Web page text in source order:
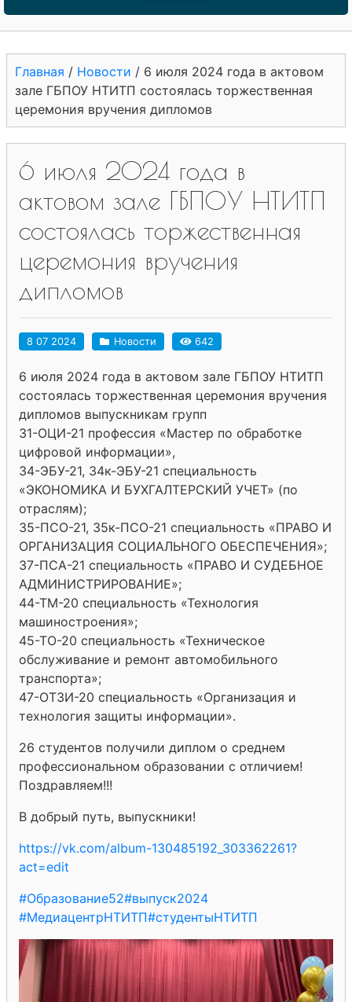
Главная / Новости / 6 июля 2024 года в актовом
зале ГБПОУ НТИТП состоялась торжественная
церемония вручения дипломов
6 июля 2024 года в
актовом зале ГБПОУ НТИТП
состоялась торжественная
церемония вручения
дипломов
8 07 2024 Новости 642
6 июля 2024 года в актовом зале ГБПОУ НТИТП
состоялась торжественная церемония вручения
дипломов выпускникам групп
31-ОЦИ-21 профессия «Мастер по обработке
цифровой информации»,
34-ЭБУ-21, 34к-ЭБУ-21 специальность
«ЭКОНОМИКА И БУХГАЛТЕРСКИЙ УЧЕТ» (по
отраслям);
35-ПСО-21, 35к-ПСО-21 специальность «ПРАВО И
ОРГАНИЗАЦИЯ СОЦИАЛЬНОГО ОБЕСПЕЧЕНИЯ»;
37-ПСА-21 специальность «ПРАВО И СУДЕБНОЕ
АДМИНИСТРИРОВАНИЕ»;
44-ТМ-20 специальность «Технология
машиностроения»;
45-ТО-20 специальность «Техническое
обслуживание и ремонт автомобильного
транспорта»;
47-ОТЗИ-20 специальность «Организация и
технология защиты информации».
26 студентов получили диплом о среднем
профессиональном образовании с отличием!
Поздравляем!!!
В добрый путь, выпускники!
https://vk.com/album-130485192_303362261?
act=edit
#Образование52#выпуск2024
#МедиацентрНТИТП#студентыНТИТП